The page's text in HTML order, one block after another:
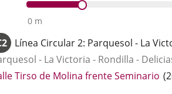
0 m
Línea Circular 2: Parquesol - La
- La Victoria - Rondilla -
Tirso de Molina frente Seminario (